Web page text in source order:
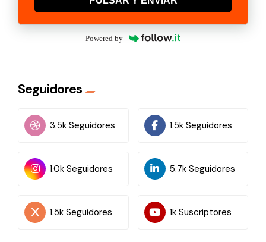
Powered by
Seguidores
3.5k Seguidores 1.5k Seguidores
1.0k Seguidores 5.7k Seguidores
1.5k Seguidores 1k Suscriptores